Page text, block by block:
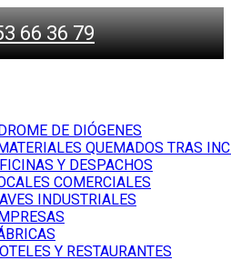
66 36 79
DE DIÓGENES
QUEMADOS TRAS
Y DESPACHOS
COMERCIALES
INDUSTRIALES
Y RESTAURANTES